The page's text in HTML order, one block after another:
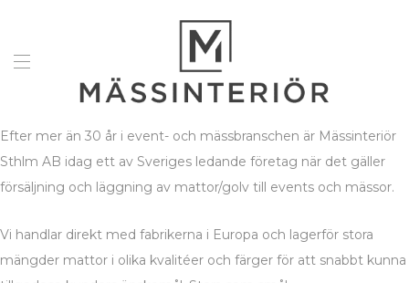
Efter mer än 30 år i event- och mässbranschen är Mässinteriör
Sthlm AB idag ett av Sveriges ledande företag när det gäller
försäljning och läggning av mattor/golv till events och mässor.
Vi handlar direkt med fabrikerna i Europa och lagerför stora
mängder mattor i olika kvalitéer och färger för att snabbt kunna